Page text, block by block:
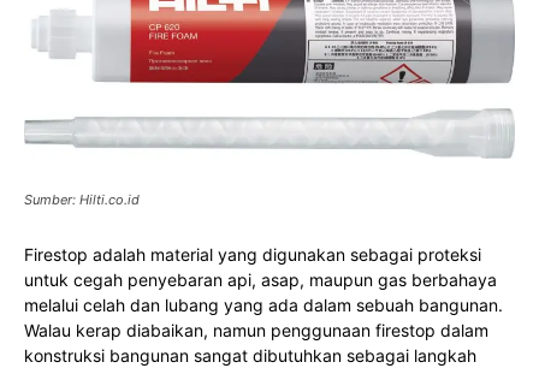
Sumber: Hilti.co.id
Firestop adalah material yang digunakan sebagai proteksi
untuk cegah penyebaran api, asap, maupun gas berbahaya
melalui celah dan lubang yang ada dalam sebuah bangunan.
Walau kerap diabaikan, namun penggunaan firestop dalam
konstruksi bangunan sangat dibutuhkan sebagai langkah